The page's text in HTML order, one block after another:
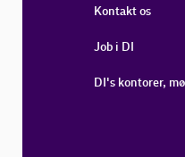
Kontakt os
Job i DI
DI's kontorer,